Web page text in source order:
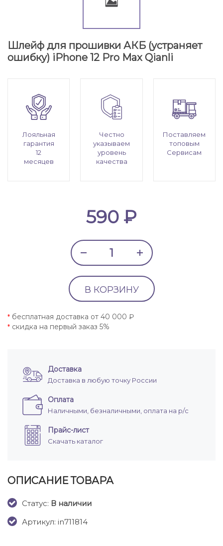
Шлейф для прошивки АКБ (устраняет
ошибку) iPhone 12 Pro Max Qianli
Лояльная
гарантия
12
месяцев
Честно
указываем
уровень
качества
Поставляем
топовым
Сервисам
590 ₽
В КОРЗИНУ
* бесплатная доставка от 40 000 ₽
* скидка на первый заказ 5%
Доставка
Доставка в любую точку России
Оплата
Наличными, безналичными, оплата на р/с
Прайс-лист
Скачать каталог
ОПИСАНИЕ ТОВАРА
Cтатус: В наличии
Артикул: in711814